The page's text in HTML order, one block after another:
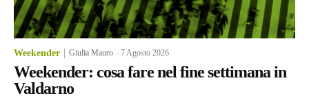
Weekender Giulia Mauro -7 Agosto 2026
Weekender: cosa fare nel fine settimana in
Valdarno